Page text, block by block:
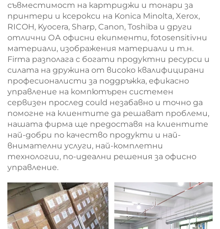
съвместимост на картриджи и тонари за
принтери и ксерокси на Konica Minolta, Xerox,
RICOH, Kyocera, Sharp, Canon, Toshiba и други
отлични ОА офисни екипменти, fotosensitivни
материали, изображения материали и т.н.
Firma разполага с богати продуктни ресурси и
силата на дружина от високо квалифицирани
професионалисти за поддръжка, ефикасно
управление на компютърен системен
сервизен прослед could незабавно и точно да
помогне на клиентите да решават проблеми,
нашата фирма ще предоставя на клиентите
най-добри по качество продукти и най-
внимателни услуги, най-комплетни
технологии, по-идеални решения за офисно
управление.